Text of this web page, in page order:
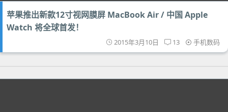
苹果推出新款12寸视网膜屏 MacBook Air / 中国 Apple
Watch 将全球首发！
2015年3月10日 13 手机数码